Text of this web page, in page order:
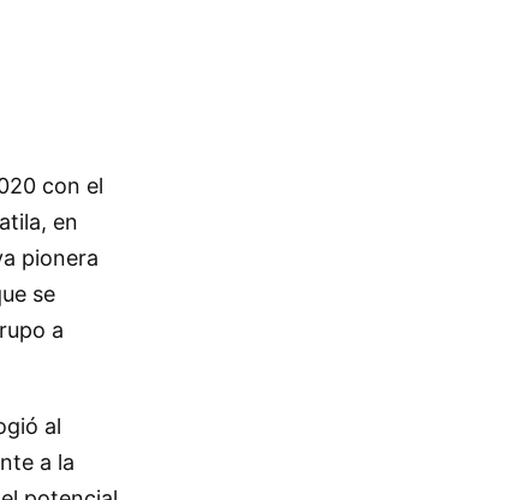
con el
en
pionera
se
a
al
a la